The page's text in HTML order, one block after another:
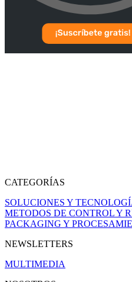
CATEGORÍAS
SOLUCIONES Y
METODOS DE CONTROL Y
PACKAGING Y
NEWSLETTERS
MULTIMEDIA